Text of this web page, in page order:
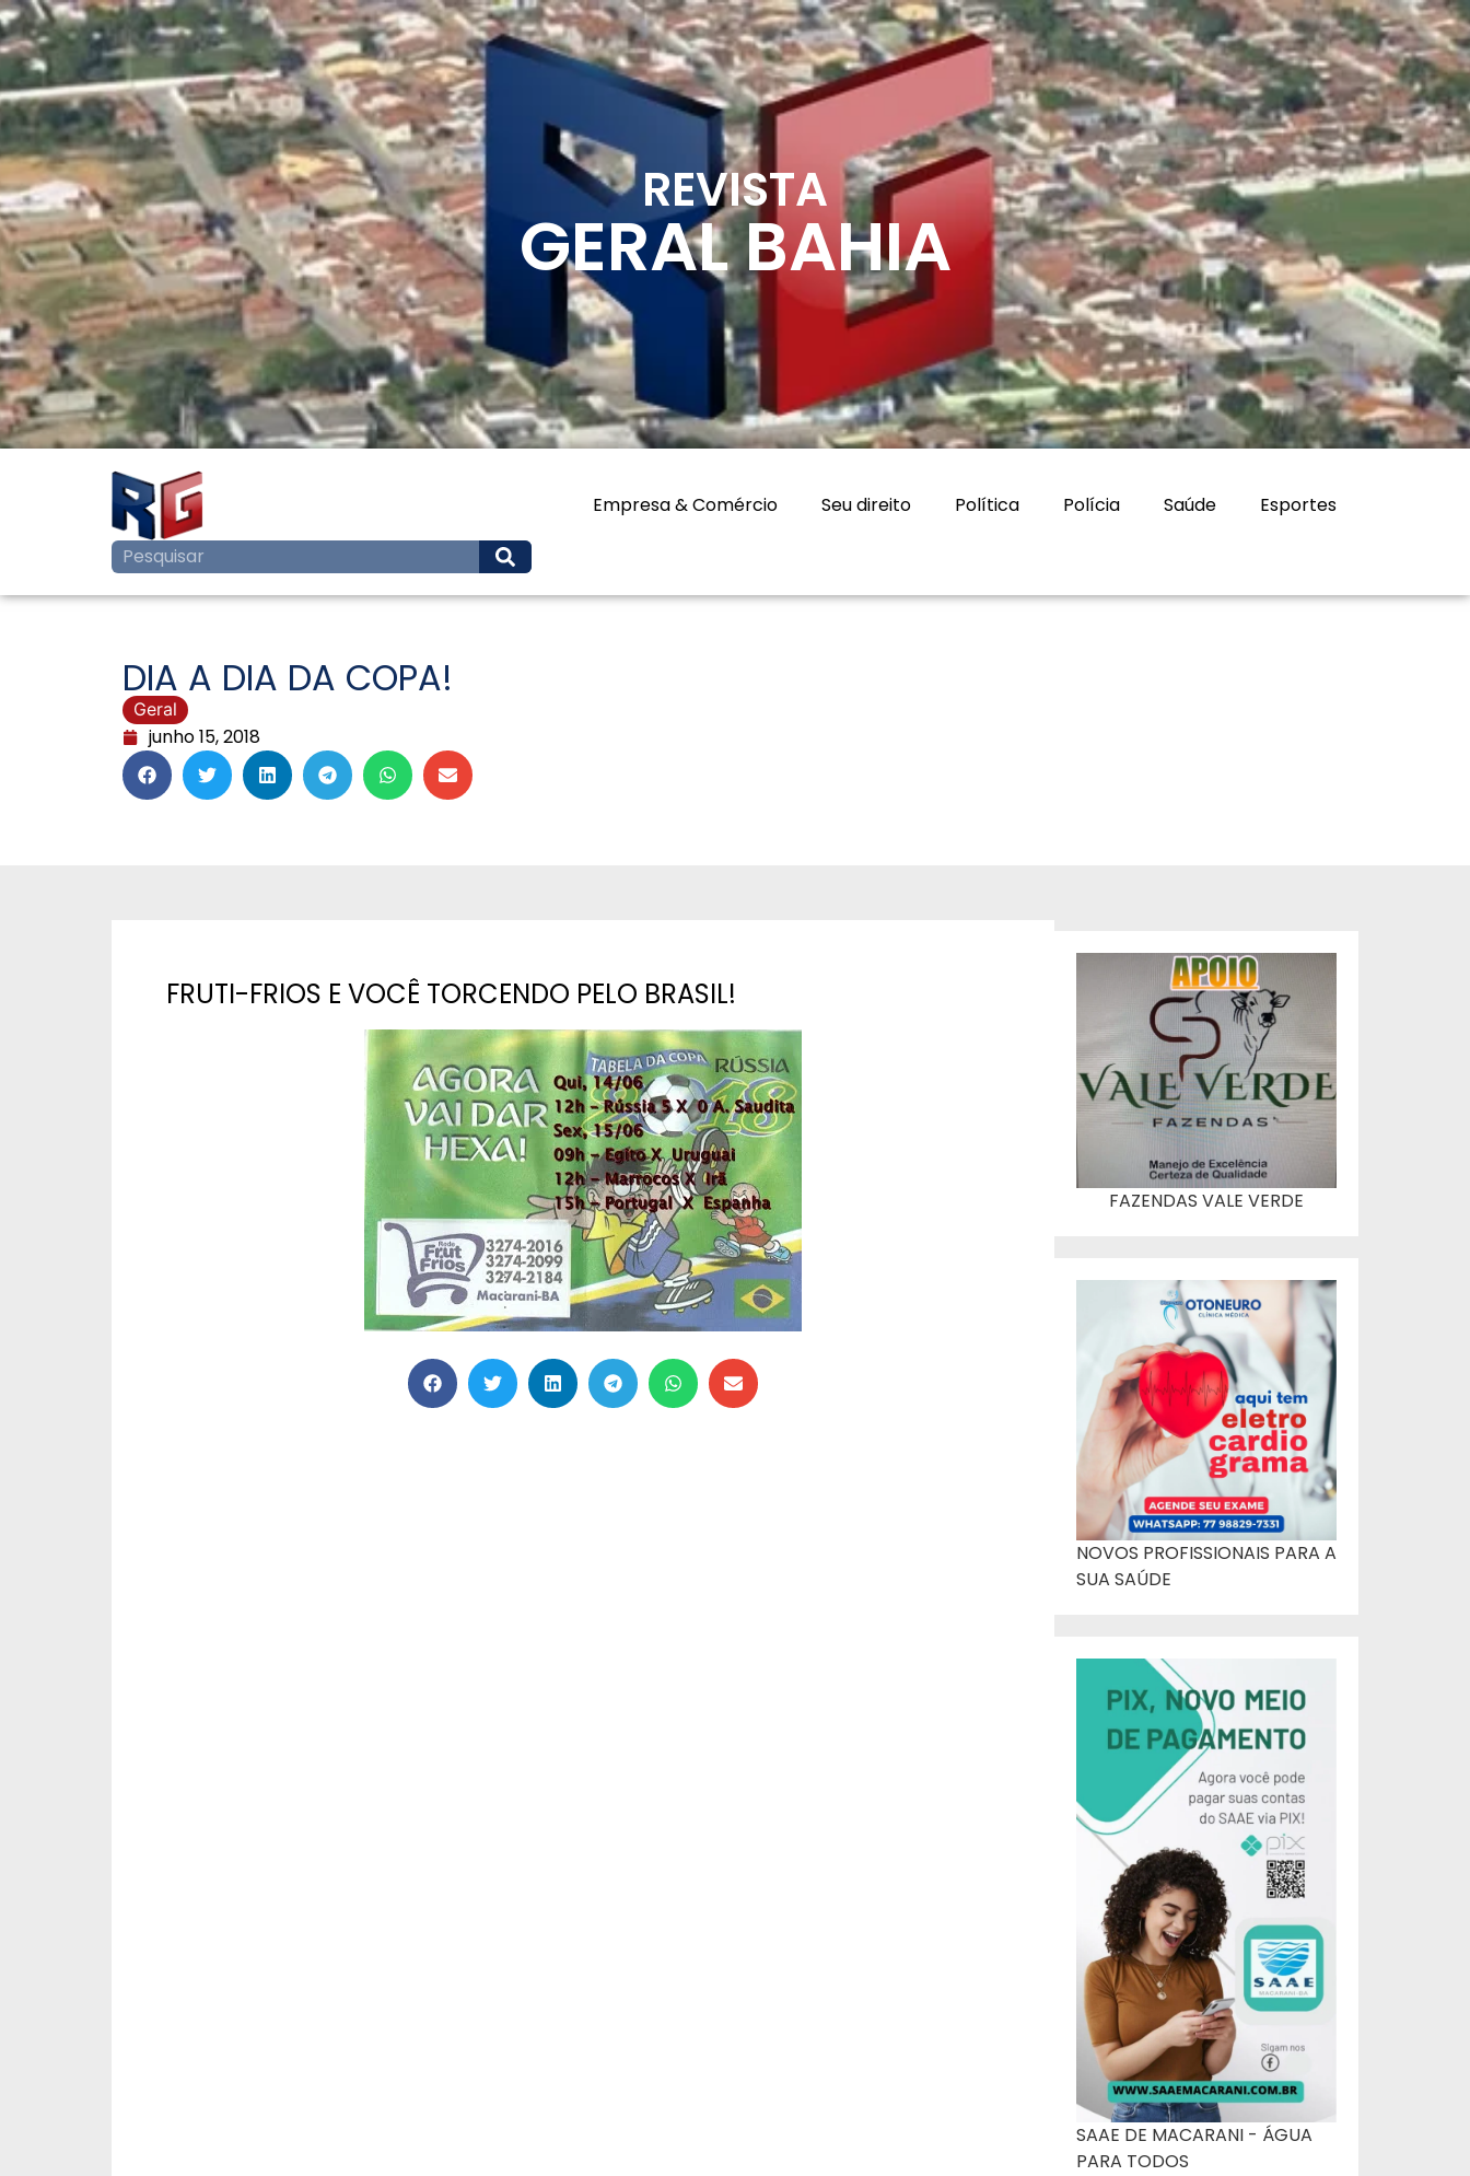
REVISTA
GERAL BAHIA
Empresa & Comércio Seu direito Política Polícia Saúde Esportes
DIA A DIA DA COPA!
Geral
junho 15, 2018
FRUTI-FRIOS E VOCÊ TORCENDO PELO BRASIL!
FAZENDAS VALE VERDE
NOVOS PROFISSIONAIS PARA A
SUA SAÚDE
SAAE DE MACARANI - ÁGUA
PARA TODOS